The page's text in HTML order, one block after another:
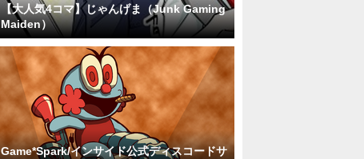
【大人気4コマ】じゃんげま（Junk Gaming
Maiden）
Game*Spark/インサイド公式ディスコードサ